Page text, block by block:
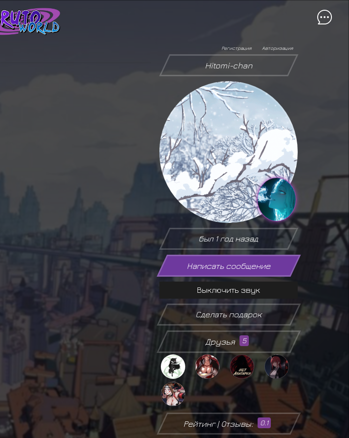
Авторизация
Регистрация
Hitomi-chan
был 1 год назад
Написать сообщение
Выключить звук
Сделать подарок
Друзья 5
Рейтинг | Отзывы: 0.1